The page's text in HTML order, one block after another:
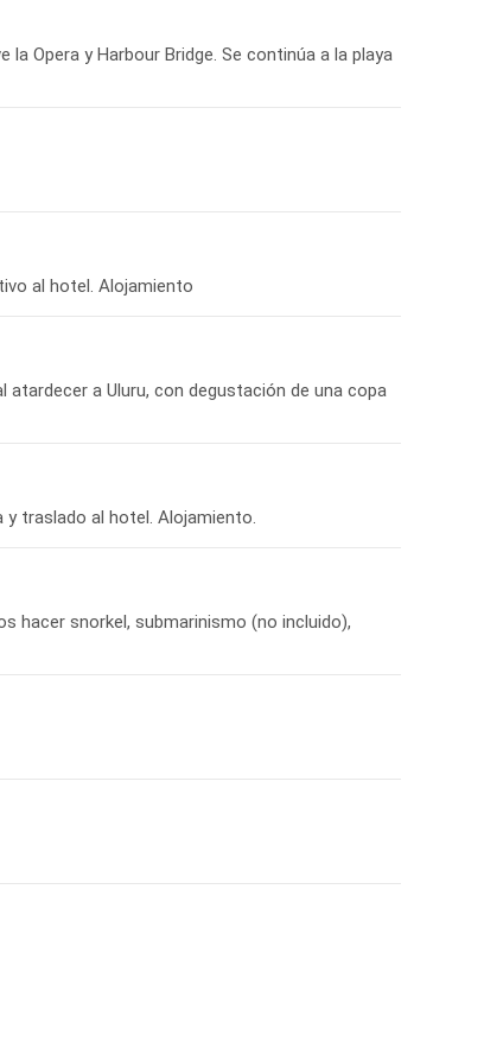
Opera y Harbour Bridge. Se continúa a la playa
atardecer a Uluru, con degustación de una copa
hacer snorkel, submarinismo (no incluido),